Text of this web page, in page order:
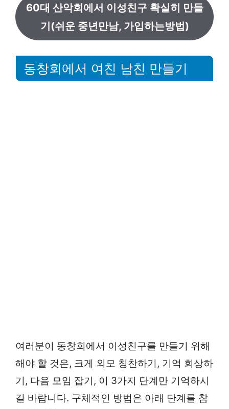
60대 산악회에서 이성친구 확실히 만들
기(쉬운 중년만남, 가입하는방법)
동창회에서 여친 남친 만들기
여러분이 동창회에서 이성친구를 만들기 위해
해야 할 것은, 크게 외모 칭찬하기, 기억 회상하
기, 다음 모임 잡기, 이 3가지 단계만 기억하시
길 바랍니다. 구체적인 방법은 아래 단계를 참